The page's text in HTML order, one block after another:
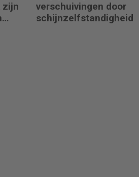
zijn
verschuivingen door
schijnzelfstandigheid